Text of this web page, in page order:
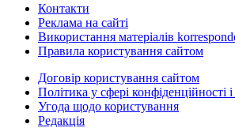
Контакти
Реклама на сайті
Використання матеріалів
Правила користування сайтом
Договір користування сайтом
Політика у сфері конфіденційності
Угода щодо користування
Редакція